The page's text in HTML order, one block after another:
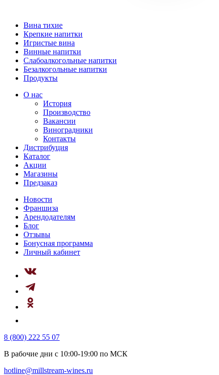
Вина тихие
Крепкие напитки
Игристые вина
Винные напитки
Слабоалкогольные напитки
Безалкогольные напитки
Продукты
О нас
История
Производство
Вакансии
Виноградники
Контакты
Дистрибуция
Каталог
Акции
Магазины
Предзаказ
Новости
Франшиза
Арендодателям
Блог
Отзывы
Бонусная программа
Личный кабинет
8 (800) 222 55 07
В рабочие дни с 10:00-19:00 по МСК
hotline@millstream-wines.ru